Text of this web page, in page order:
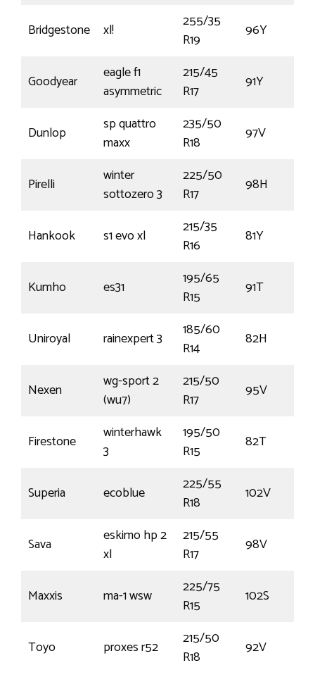
Bridgestone xl!
255/35
R19
96Y
Goodyear
eagle f1
asymmetric
215/45
R17
91Y
Dunlop
sp quattro
maxx
235/50
R18
97V
Pirelli
winter
sottozero 3
225/50
R17
98H
Hankook s1 evo xl
215/35
R16
81Y
Kumho es31
195/65
R15
91T
Uniroyal rainexpert 3
185/60
R14
82H
Nexen
wg-sport 2
(wu7)
215/50
R17
95V
Firestone
winterhawk
3
195/50
R15
82T
Superia ecoblue
225/55
R18
102V
Sava
eskimo hp 2
xl
215/55
R17
98V
Maxxis ma-1 wsw
225/75
R15
102S
Toyo proxes r52
215/50
R18
92V